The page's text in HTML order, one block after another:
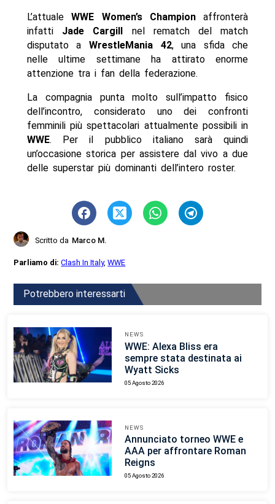
L’attualeWWE Women’s Championaffronterà
infatti Jade Cargill
nel rematch del match
disputato a WrestleMania 42, una sfida che
nelle ultime settimane ha attirato enorme
attenzione tra i fan della federazione.
La compagnia punta molto sull’impatto fisico
dell’incontro, considerato uno dei confronti
femminili più spettacolari attualmente possibili in
WWE. Per il pubblico italiano sarà quindi
un’occasione storica per assistere dal vivo a due
delle superstar più dominanti dell’intero roster.
Scritto da Marco M.
Parliamo di:Clash In Italy,WWE
Potrebbero interessarti
NEWS
WWE: Alexa Bliss era
sempre stata destinata ai
Wyatt Sicks
05 Agosto 2026
NEWS
Annunciato torneo WWE e
AAA per affrontare Roman
Reigns
05 Agosto 2026